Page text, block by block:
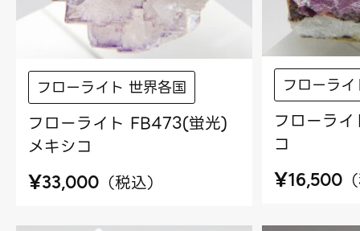
フローライト 世界各国
フローライト FB473(蛍光)
メキシコ
¥33,000 （税込）
フローラ
フローラ
コ
¥16,500 （